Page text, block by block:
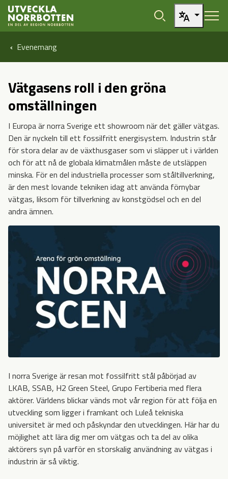
Öppna sidans huvudnavigering
Hoppa till sidans innehåll
Evenemang
Vätgasens roll i den gröna
omställningen
I Europa är norra Sverige ett showroom när det gäller vätgas.
Den är nyckeln till ett fossilfritt energisystem. Industrin står
för stora delar av de växthusgaser som vi släpper ut i världen
och för att nå de globala klimatmålen måste de utsläppen
minska. För en del industriella processer som ståltillverkning,
är den mest lovande tekniken idag att använda förnybar
vätgas, liksom för tillverkning av konstgödsel och en del
andra ämnen.
I norra Sverige är resan mot fossilfritt stål påbörjad av
LKAB, SSAB, H2 Green Steel, Grupo Fertiberia med flera
aktörer. Världens blickar vänds mot vår region för att följa en
utveckling som ligger i framkant och Luleå tekniska
universitet är med och påskyndar den utvecklingen. Här har du
möjlighet att lära dig mer om vätgas och ta del av olika
aktörers syn på varför en storskalig användning av vätgas i
industrin är så viktig.